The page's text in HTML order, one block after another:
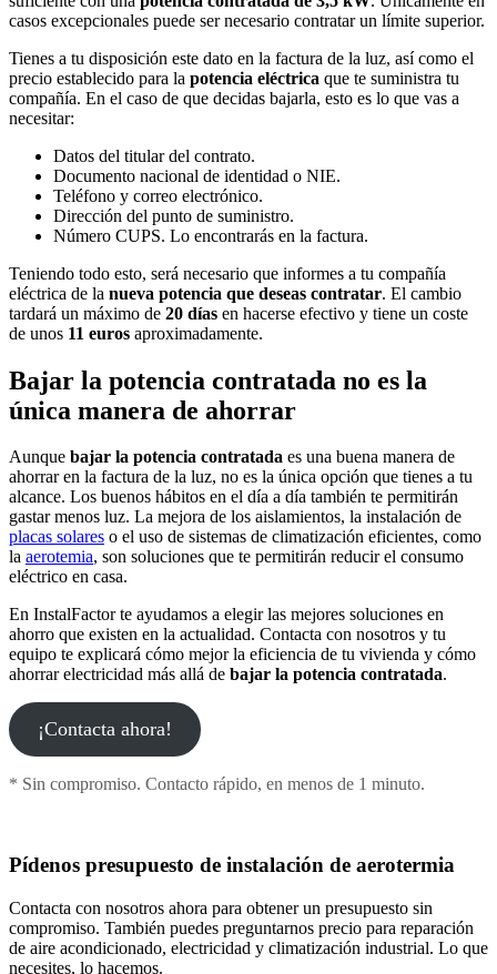
casos excepcionales puede ser necesario contratar un límite superior.
Tienes a tu disposición este dato en la factura de la luz, así como el
precio establecido para la potencia eléctrica que te suministra tu
compañía. En el caso de que decidas bajarla, esto es lo que vas a
necesitar:
Datos del titular del contrato.
Documento nacional de identidad o NIE.
Teléfono y correo electrónico.
Dirección del punto de suministro.
Número CUPS. Lo encontrarás en la factura.
Teniendo todo esto, será necesario que informes a tu compañía
eléctrica de la nueva potencia que deseas contratar. El cambio
tardará un máximo de 20 días en hacerse efectivo y tiene un coste
de unos 11 euros aproximadamente.
Bajar la potencia contratada no es la
única manera de ahorrar
Aunque bajar la potencia contratada es una buena manera de
ahorrar en la factura de la luz, no es la única opción que tienes a tu
alcance. Los buenos hábitos en el día a día también te permitirán
gastar menos luz. La mejora de los aislamientos, la instalación de
placas solares o el uso de sistemas de climatización eficientes, como
la aerotemia, son soluciones que te permitirán reducir el consumo
eléctrico en casa.
En InstalFactor te ayudamos a elegir las mejores soluciones en
ahorro que existen en la actualidad. Contacta con nosotros y tu
equipo te explicará cómo mejor la eficiencia de tu vivienda y cómo
ahorrar electricidad más allá de bajar la potencia contratada.
¡Contacta ahora!
* Sin compromiso. Contacto rápido, en menos de 1 minuto.
Pídenos presupuesto de instalación de aerotermia
Contacta con nosotros ahora para obtener un presupuesto sin
compromiso. También puedes preguntarnos precio para reparación
de aire acondicionado, electricidad y climatización industrial. Lo que
necesites, lo hacemos.